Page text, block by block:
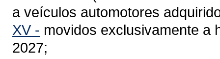
a veículos automotores
XV - movidos exclusivamente a
2027;